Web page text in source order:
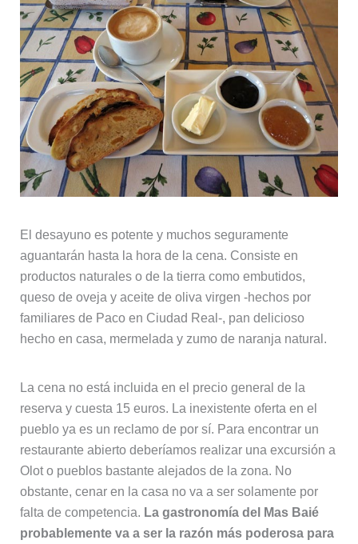
El desayuno es potente y muchos seguramente
aguantarán hasta la hora de la cena. Consiste en
productos naturales o de la tierra como embutidos,
queso de oveja y aceite de oliva virgen -hechos por
familiares de Paco en Ciudad Real-, pan delicioso
hecho en casa, mermelada y zumo de naranja natural.
La cena no está incluida en el precio general de la
reserva y cuesta 15 euros. La inexistente oferta en el
pueblo ya es un reclamo de por sí. Para encontrar un
restaurante abierto deberíamos realizar una excursión a
Olot o pueblos bastante alejados de la zona. No
obstante, cenar en la casa no va a ser solamente por
falta de competencia. La gastronomía del Mas Baié
probablemente va a ser la razón más poderosa para